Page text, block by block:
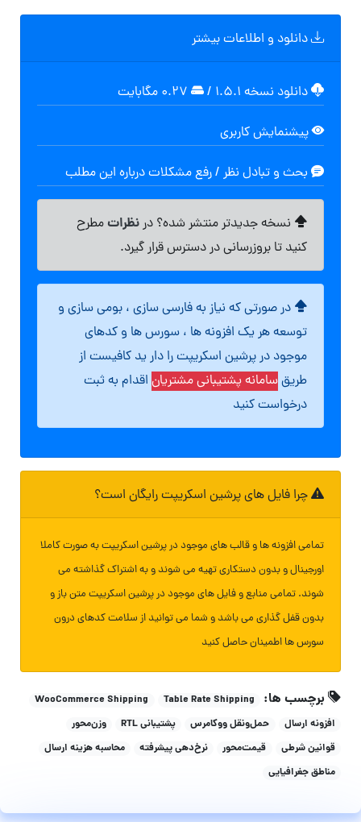
دانلود و اطلاعات بیشتر
دانلود نسخه ۱.۵.۱ /
پیشنمایش کاربری
بحث و تبادل نظر / رفع مشکلات درباره این مطلب
نسخه جدیدتر منتشر شده؟ درنظراتمطرح
کنید تا بروزرسانی در دسترس قرار گیرد.
در صورتی که نیاز به فارسی سازی ، بومی سازی و
توسعه هر یک افزونه ها ، سورس ها و کدهای
موجود در پرشین اسکریپت را دار ید کافیست از
طریقسامانه پشتیبانی مشتریان اقدام به ثبت
درخواست کنید
چرا فایل های پرشین اسکریپت رایگان است؟
تمامی افزونه ها و قالب های موجود در پرشین اسکریپت به صورت کاملا
اورجینال و بدون دستکاری تهیه می شوند و به اشتراک گذاشته می
شوند. تمامی منابع و فایل های موجود در پرشین اسکریپت متن باز و
بدون قفل گذاری می باشد و شما می توانید از سلامت کدهای درون
سورس ها اطمینان حاصل کنید
برچسب ها: Table Rate Shipping
WooCommerce Shipping
افزونه ارسال
حمل‌ونقل ووکامرس پشتیبانی RTL
وزن‌محور
قوانین شرطی
قیمت‌محور نرخ‌دهی پیشرفته
محاسبه هزینه ارسال
مناطق جغرافیایی